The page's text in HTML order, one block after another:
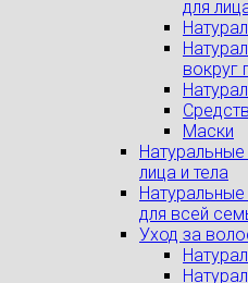
для
вокруг
Маски
лица и тела
для всей
Уход за